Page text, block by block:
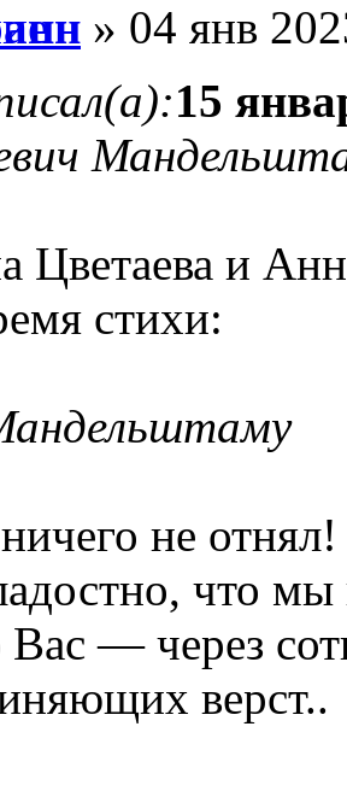
» 04 янв
15
Цветаева и
стихи:
не отнял!
что мы
— через
верст..